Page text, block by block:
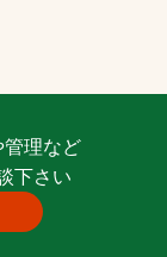
理など
下さい